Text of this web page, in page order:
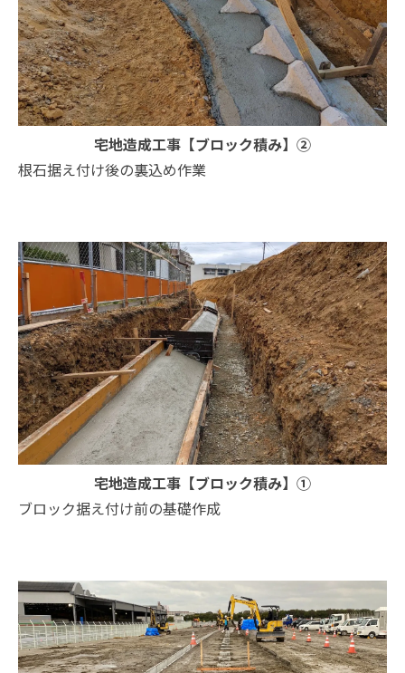
宅地造成工事【ブロック積み】②
根石据え付け後の裏込め作業
宅地造成工事【ブロック積み】①
ブロック据え付け前の基礎作成